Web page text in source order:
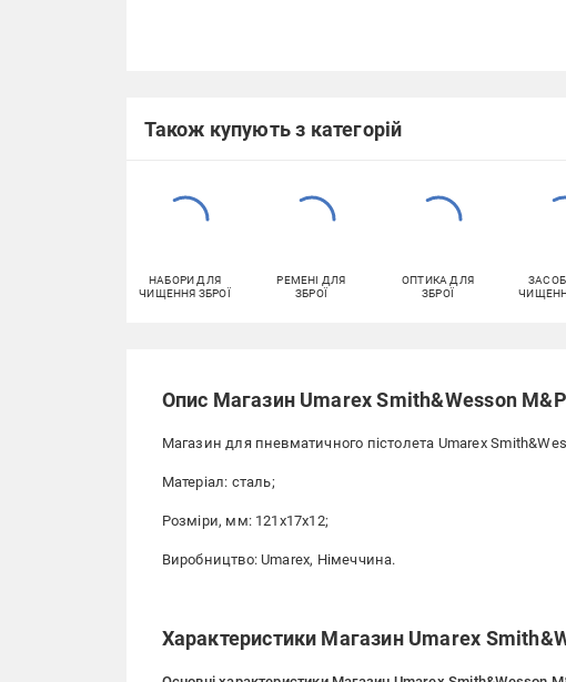
Також купують з категорій
НАБОРИ ДЛЯ
ЧИЩЕННЯ ЗБРОЇ
РЕМЕНІ ДЛЯ
ЗБРОЇ
ОПТИКА ДЛЯ
ЗБРОЇ
Опис Магазин Umarex Smith&Wesson
Магазин для пневматичного пістолета Umarex
Матеріал: сталь;
Розміри, мм: 121х17х12;
Виробництво: Umarex, Німеччина.
Характеристики Магазин Umarex